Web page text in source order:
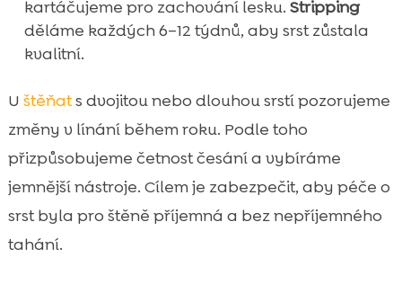
kartáčujeme pro zachování lesku. Stripping
děláme každých 6–12 týdnů, aby srst zůstala
kvalitní.
U štěňats dvojitou nebo dlouhou srstí pozorujeme
změny v línání během roku. Podle toho
přizpůsobujeme četnost česání a vybíráme
jemnější nástroje. Cílem je zabezpečit, aby péče o
srst byla pro štěně příjemná a bez nepříjemného
tahání.